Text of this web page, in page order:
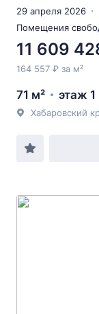
29 апреля 2026
Помещения
11 609
164 557 ₽ за м²
71 м² этаж 1
Хабаровский